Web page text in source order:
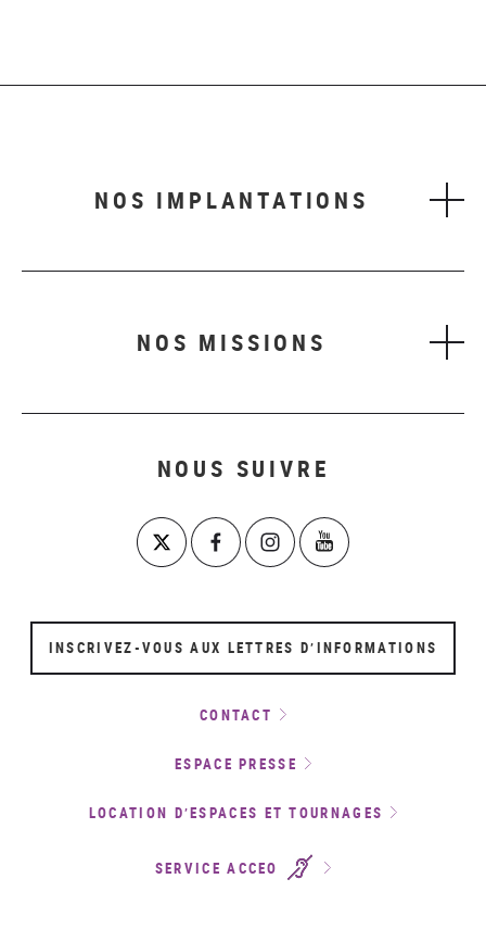
NOS IMPLANTATIONS
NOS MISSIONS
NOUS SUIVRE
INSCRIVEZ-VOUS AUX LETTRES D’INFORMATIONS
CONTACT
ESPACE PRESSE
LOCATION D’ESPACES ET TOURNAGES
SERVICE ACCEO